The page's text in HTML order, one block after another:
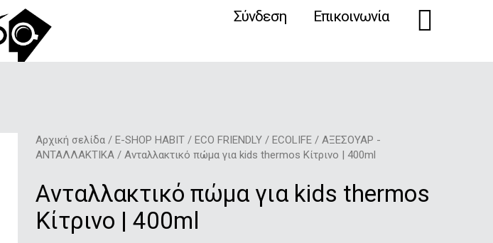
Σύνδεση Επικοινωνία
Αρχική σελίδα/ E-SHOP HABIT/ ECO FRIENDLY/ ECOLIFE/ ΑΞΕΣΟΥΑΡ -
ΑΝΤΑΛΛΑΚΤΙΚΑ/ Aνταλλακτικό πώμα για kids thermos Κίτρινο | 400ml
Aνταλλακτικό πώμα για kids thermos
Κίτρινο | 400ml